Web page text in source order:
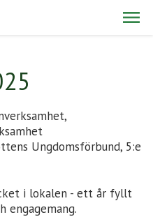
Ungdomsförbund, 5:e
i lokalen - ett år fyllt
engagemang.